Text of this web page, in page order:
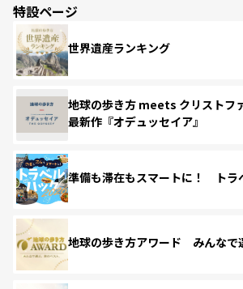
特設ページ
世界遺産ランキング
地球の歩き方 meets クリストフ
最新作『オデュッセイア』
準備も滞在もスマートに！ トラ
地球の歩き方アワード みんなで